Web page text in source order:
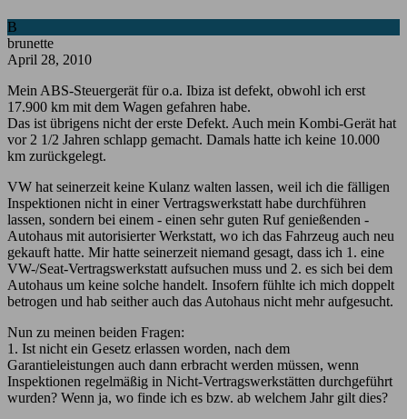
B
brunette
April 28, 2010
Mein ABS-Steuergerät für o.a. Ibiza ist defekt, obwohl ich erst
17.900 km mit dem Wagen gefahren habe.
Das ist übrigens nicht der erste Defekt. Auch mein Kombi-Gerät hat
vor 2 1/2 Jahren schlapp gemacht. Damals hatte ich keine 10.000
km zurückgelegt.
VW hat seinerzeit keine Kulanz walten lassen, weil ich die fälligen
Inspektionen nicht in einer Vertragswerkstatt habe durchführen
lassen, sondern bei einem - einen sehr guten Ruf genießenden -
Autohaus mit autorisierter Werkstatt, wo ich das Fahrzeug auch neu
gekauft hatte. Mir hatte seinerzeit niemand gesagt, dass ich 1. eine
VW-/Seat-Vertragswerkstatt aufsuchen muss und 2. es sich bei dem
Autohaus um keine solche handelt. Insofern fühlte ich mich doppelt
betrogen und hab seither auch das Autohaus nicht mehr aufgesucht.
Nun zu meinen beiden Fragen:
1. Ist nicht ein Gesetz erlassen worden, nach dem
Garantieleistungen auch dann erbracht werden müssen, wenn
Inspektionen regelmäßig in Nicht-Vertragswerkstätten durchgeführt
wurden? Wenn ja, wo finde ich es bzw. ab welchem Jahr gilt dies?